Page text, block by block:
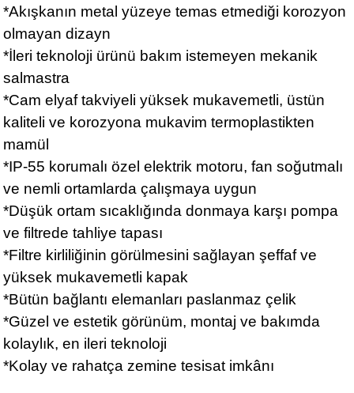
*Akışkanın metal yüzeye temas etmediği korozyon
olmayan dizayn
*İleri teknoloji ürünü bakım istemeyen mekanik
salmastra
*Cam elyaf takviyeli yüksek mukavemetli, üstün
kaliteli ve korozyona mukavim termoplastikten
mamül
*IP-55 korumalı özel elektrik motoru, fan soğutmalı
ve nemli ortamlarda çalışmaya uygun
*Düşük ortam sıcaklığında donmaya karşı pompa
ve filtrede tahliye tapası
*Filtre kirliliğinin görülmesini sağlayan şeffaf ve
yüksek mukavemetli kapak
*Bütün bağlantı elemanları paslanmaz çelik
*Güzel ve estetik görünüm, montaj ve bakımda
kolaylık, en ileri teknoloji
*Kolay ve rahatça zemine tesisat imkânı